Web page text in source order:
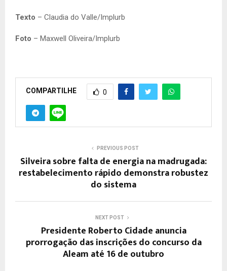
Texto – Claudia do Valle/Implurb
Foto – Maxwell Oliveira/Implurb
COMPARTILHE 0
PREVIOUS POST
Silveira sobre falta de energia na madrugada:
restabelecimento rápido demonstra robustez
do sistema
NEXT POST
Presidente Roberto Cidade anuncia
prorrogação das inscrições do concurso da
Aleam até 16 de outubro